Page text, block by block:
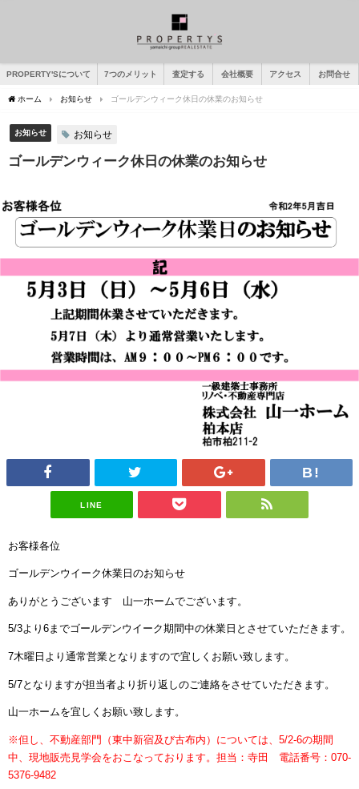
PROPERTY'Sについて 7つのメリット 査定する 会社概要 アクセス お問合せ
ホーム お知らせ ゴールデンウィーク休日の休業のお知らせ
お知らせ お知らせ
ゴールデンウィーク休日の休業のお知らせ
LINE
お客様各位
ゴールデンウイーク休業日のお知らせ
ありがとうございます 山一ホームでございます。
5/3より6までゴールデンウイーク期間中の休業日とさせていただきます。
7木曜日より通常営業となりますので宜しくお願い致します。
5/7となりますが担当者より折り返しのご連絡をさせていただきます。
山一ホームを宜しくお願い致します。
※但し、不動産部門（東中新宿及び古布内）については、5/2-6の期間
中、現地販売見学会をおこなっております。担当：寺田 電話番号：070-
5376-9482